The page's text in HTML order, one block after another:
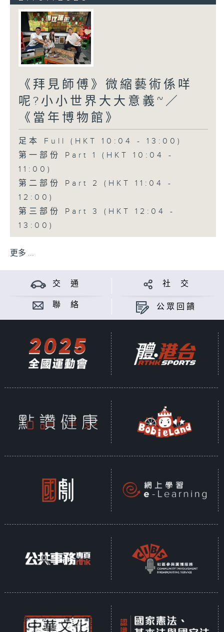
《拜見師傅》微縮藝術係咩
呢?小小世界大大意義~／
《當年博物館》
足本 Full (HKT 10:04 - 13:00)
第一部份 Part 1 (HKT 10:04 -
11:00)
第二部份 Part 2 (HKT 11:04 -
12:00)
第三部份 Part 3 (HKT 12:04 -
13:00)
更多 ...
交 通 社 交
聯 絡 公眾回饋